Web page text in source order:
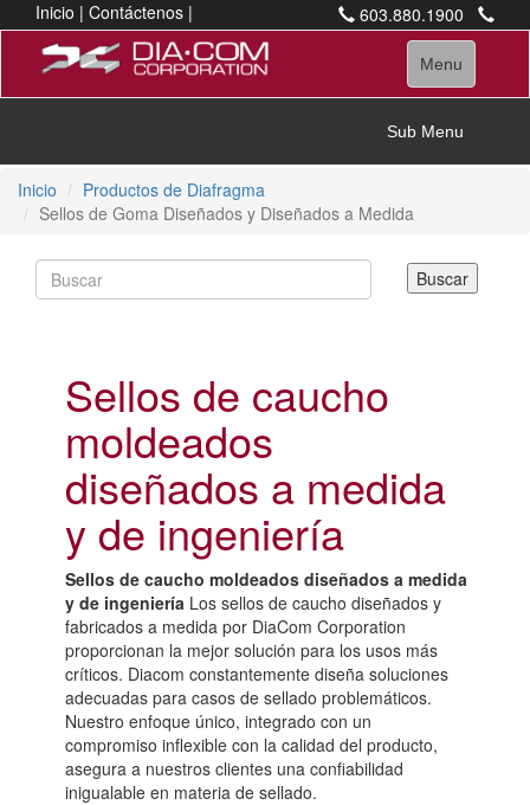
Inicio | Contáctenos |
Consulta|Glosario|
Términos y condiciones
para proveedores
603.880.1900
Número gratuito (solo EE.
UU.) Teléfono
800.632.5681
Toggle
navigation
Menu
Toggle
Sub Menu
Inicio
Productos de Diafragma
Sellos de Goma Diseñados y Diseñados a Medida
Sellos de caucho
moldeados
diseñados a medida
y de ingeniería
Sellos de caucho moldeados diseñados a medida
y de ingeniería Los sellos de caucho diseñados y
fabricados a medida por DiaCom Corporation
proporcionan la mejor solución para los usos más
críticos. Diacom constantemente diseña soluciones
adecuadas para casos de sellado problemáticos.
Nuestro enfoque único, integrado con un
compromiso inflexible con la calidad del producto,
asegura a nuestros clientes una confiabilidad
inigualable en materia de sellado.